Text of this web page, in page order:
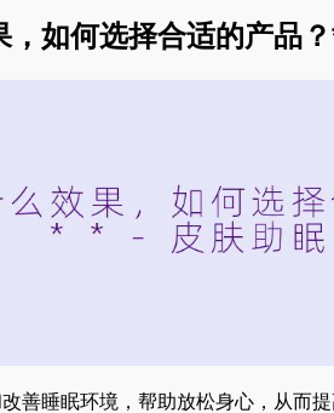
，如何选择合适的产品
善睡眠环境，帮助放松身心，从而提